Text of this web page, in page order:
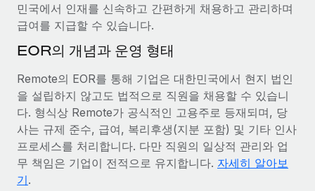
신원 조사
규정 준수 관련 위험에 선제적으로 대응
기기 관리
전 세계 IT 장비 제공 및 추적 관리
법인 설립
법인 설립을 빠르고 준법적으로 지원
사례 연구
지원받기
글로벌 급여
EOR 및 PEO
계약자 관리
민국에서 인재를 신속하고 간편하게 채용하고 관리하며
급여를 지급할 수 있습니다.
EOR의 개념과 운영 형태
Remote의 EOR를 통해 기업은 대한민국에서 현지 법인
을 설립하지 않고도 법적으로 직원을 채용할 수 있습니
다. 형식상 Remote가 공식적인 고용주로 등재되며, 당
사는 규제 준수, 급여, 복리후생(지분 포함) 및 기타 인사
프로세스를 처리합니다. 다만 직원의 일상적 관리와 업
무 책임은 기업이 전적으로 유지합니다. 자세히 알아보
기.